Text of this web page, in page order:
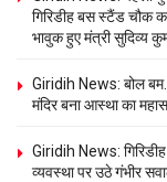
गिरिडीह बस स्टैंड चौक
भावुक हुए मंत्री सुदिव्य
Giridih News: बोल बम…
मंदिर बना आस्था का
Giridih News:
व्यवस्था पर उठे गंभीर